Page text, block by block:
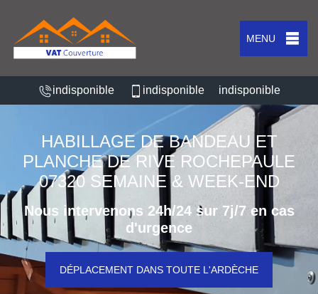
MENU
indisponible indisponible indisponible
HABILLAGE DE BANDEAU ET
PLANCHE DE RIVE ROCHEPAULE
07320 SEMAINE & WEEK-END
Nous intervenons 24h/24 sur 7j/7 en cas
d'urgence
DÉPLACEMENT DANS TOUTE L'ARDÈCHE